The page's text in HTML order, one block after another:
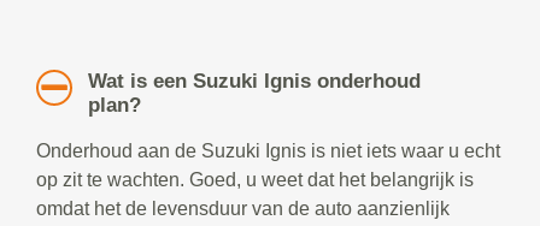
Wat is een Suzuki Ignis onderhoud
plan?
Onderhoud aan de Suzuki Ignis is niet iets waar u echt
op zit te wachten. Goed, u weet dat het belangrijk is
omdat het de levensduur van de auto aanzienlijk